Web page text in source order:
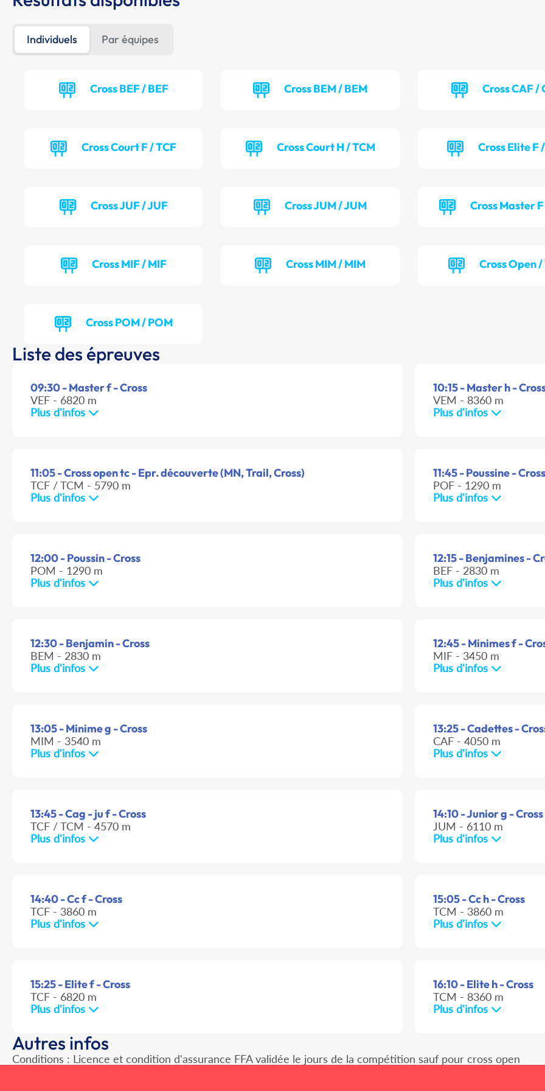
Individuels Par équipes
Cross BEF / BEF Cross BEM / BEM Cross CAF /
Cross Court F / TCF Cross Court H / TCM Cross Elite F
Cross JUF / JUF Cross JUM / JUM Cross Master
Cross MIF / MIF Cross MIM / MIM Cross Open /
Cross POM / POM
Liste des épreuves
09:30 - Master f - Cross
VEF - 6820 m
Plus d'infos
10:15 - Master h -
VEM - 8360 m
Plus d'infos
11:05 - Cross open tc - Epr. découverte (MN, Trail, Cross)
TCF / TCM - 5790 m
Plus d'infos
11:45 - Poussine - Cross
POF - 1290 m
Plus d'infos
12:00 - Poussin - Cross
POM - 1290 m
Plus d'infos
12:15 - Benjamines -
BEF - 2830 m
Plus d'infos
12:30 - Benjamin - Cross
BEM - 2830 m
Plus d'infos
12:45 - Minimes f -
MIF - 3450 m
Plus d'infos
13:05 - Minime g - Cross
MIM - 3540 m
Plus d'infos
13:25 - Cadettes -
CAF - 4050 m
Plus d'infos
13:45 - Cag - ju f - Cross
TCF / TCM - 4570 m
Plus d'infos
14:10 - Junior g - Cross
JUM - 6110 m
Plus d'infos
14:40 - Cc f - Cross
TCF - 3860 m
Plus d'infos
15:05 - Cc h - Cross
TCM - 3860 m
Plus d'infos
15:25 - Elite f - Cross
TCF - 6820 m
Plus d'infos
16:10 - Elite h - Cross
TCM - 8360 m
Plus d'infos
Autres infos
Conditions : Licence et condition d'assurance FFA validée le jours de la compétition sauf pour cross open